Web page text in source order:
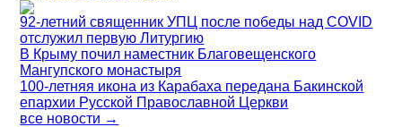
92-летний священник УПЦ после победы над COVID
отслужил первую Литургию
В Крыму почил наместник Благовещенского
Мангупского монастыря
100-летняя икона из Карабаха передана Бакинской
епархии Русской Православной Церкви
все новости →